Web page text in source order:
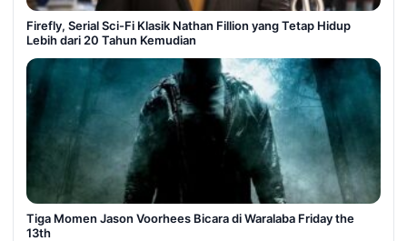
Firefly, Serial Sci-Fi Klasik Nathan Fillion yang Tetap Hidup
Lebih dari 20 Tahun Kemudian
Tiga Momen Jason Voorhees Bicara di Waralaba Friday the
13th